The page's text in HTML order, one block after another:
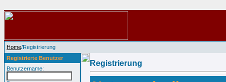
Home/Registrierung
Registrierte Benutzer
Benutzername:
Registrierung